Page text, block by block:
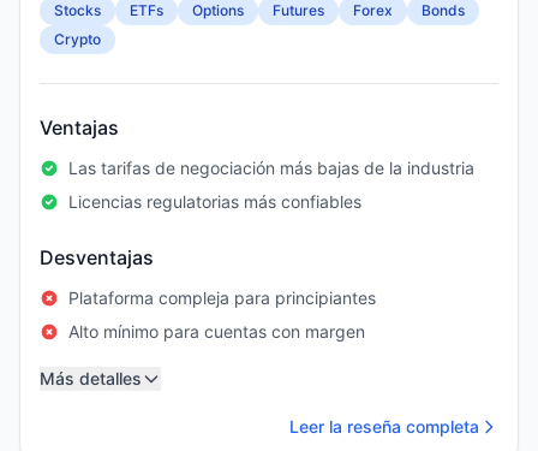
Stocks ETFs Options Futures Forex
Bonds
Crypto
Ventajas
Las tarifas de negociación más bajas de la industria
Licencias regulatorias más confiables
Desventajas
Plataforma compleja para principiantes
Alto mínimo para cuentas con margen
Más detalles
Leer la reseña completa